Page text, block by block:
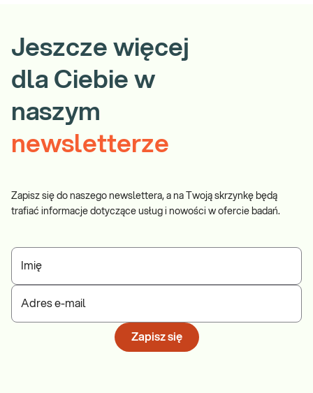
Jeszcze więcej
dla Ciebie w
naszym
newsletterze
Zapisz się do naszego newslettera, a na Twoją skrzynkę będą
trafiać informacje dotyczące usług i nowości w ofercie badań.
Imię
Adres e-mail
Zapisz się